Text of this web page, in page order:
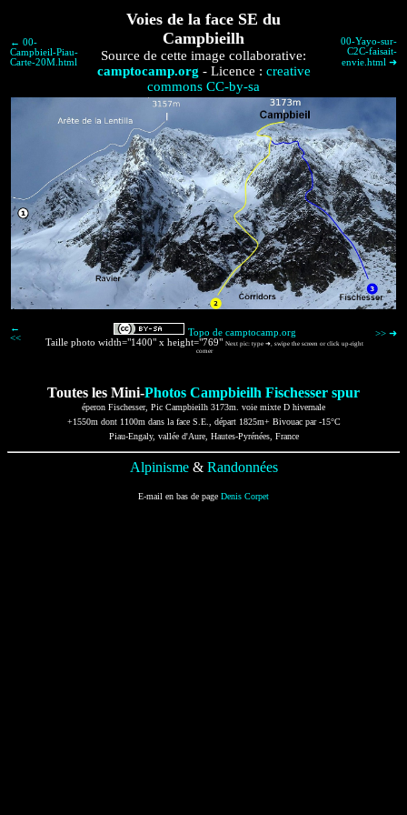
← 00-
Campbieil-Piau-
Carte-20M.html
Voies de la face SE du
Campbieilh
Source de cette image collaborative:
camptocamp.org - Licence : creative
commons CC-by-sa
00-Yayo-sur-
C2C-faisait-
envie.html ➜
←
<<
Topo de camptocamp.org
Taille photo width="1400" x height="769" Next pic: type ➜, swipe the screen or click up-right
corner
>> ➜
Toutes les Mini-Photos Campbieilh Fischesser spur
éperon Fischesser, Pic Campbieilh 3173m. voie mixte D hivernale
+1550m dont 1100m dans la face S.E., départ 1825m+ Bivouac par -15°C
Piau-Engaly, vallée d'Aure, Hautes-Pyrénées, France
Alpinisme& Randonnées
E-mail en bas de page Denis Corpet